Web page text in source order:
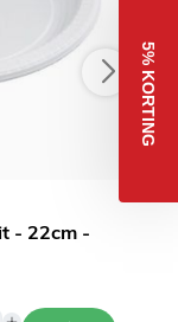
- 22cm -
5% KORTING